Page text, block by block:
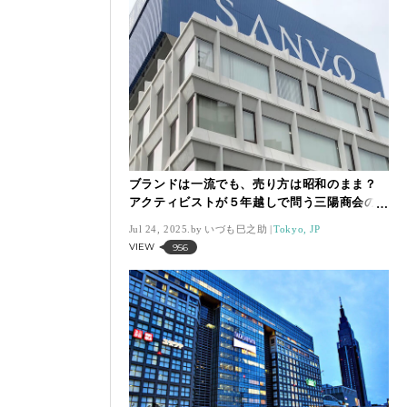
ブランドは一流でも、売り方は昭和のまま？
アクティビストが５年越しで問う三陽商会の
Jul 24, 2025. いづも巳之助 Tokyo, JP
VIEW 956